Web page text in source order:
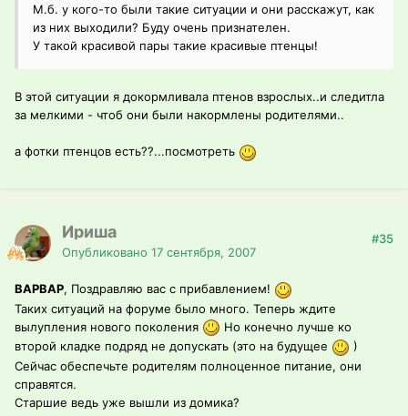
М.б. у кого-то были такие ситуации и они расскажут, как
из них выходили? Буду очень признателен.
У такой красивой пары такие красивые птенцы!
В этой ситуации я докормливала птенов взрослых..и следитла
за мелкими - чтоб они были накормлены родителями..
а фотки птенцов есть??...посмотреть
Ириша
Опубликовано 17 сентября, 2007
#35
ВАРВАР, Поздравляю вас с прибавлением!
Таких ситуаций на форуме было много. Теперь ждите
вылупления нового поколения
Но конечно лучше ко
второй кладке подряд не допускать (это на будущее
)
Сейчас обеспечьте родителям полноценное питание, они
справятся.
Старшие ведь уже вышли из домика?